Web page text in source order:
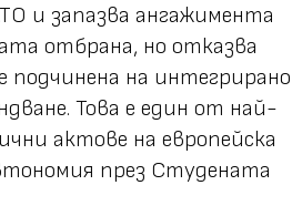
и запазва ангажимента
отбрана, но отказва
подчинена на интегрирано
Това е един от най-
актове на европейска
през Студената